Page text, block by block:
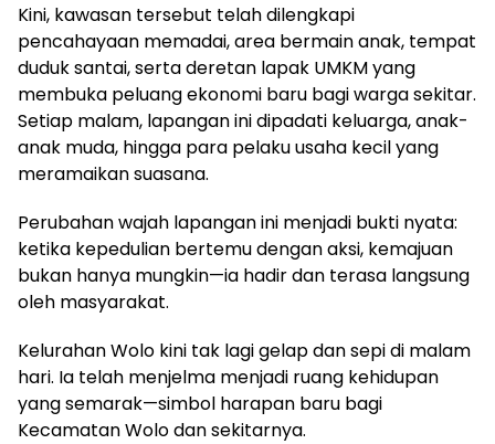
Kini, kawasan tersebut telah dilengkapi
pencahayaan memadai, area bermain anak, tempat
duduk santai, serta deretan lapak UMKM yang
membuka peluang ekonomi baru bagi warga sekitar.
Setiap malam, lapangan ini dipadati keluarga, anak-
anak muda, hingga para pelaku usaha kecil yang
meramaikan suasana.
Perubahan wajah lapangan ini menjadi bukti nyata:
ketika kepedulian bertemu dengan aksi, kemajuan
bukan hanya mungkin—ia hadir dan terasa langsung
oleh masyarakat.
Kelurahan Wolo kini tak lagi gelap dan sepi di malam
hari. Ia telah menjelma menjadi ruang kehidupan
yang semarak—simbol harapan baru bagi
Kecamatan Wolo dan sekitarnya.